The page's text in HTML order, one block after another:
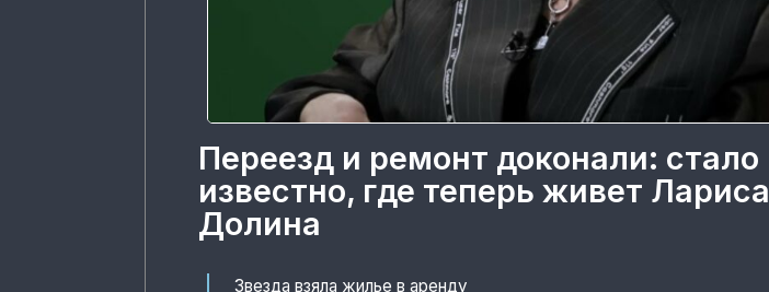
Переезд и ремонт доконали: стало
известно, где теперь живет Лариса
Долина
Звезда взяла жилье в аренду